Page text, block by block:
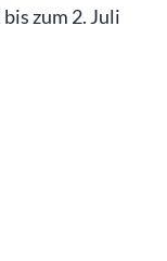
zum 2. Juli